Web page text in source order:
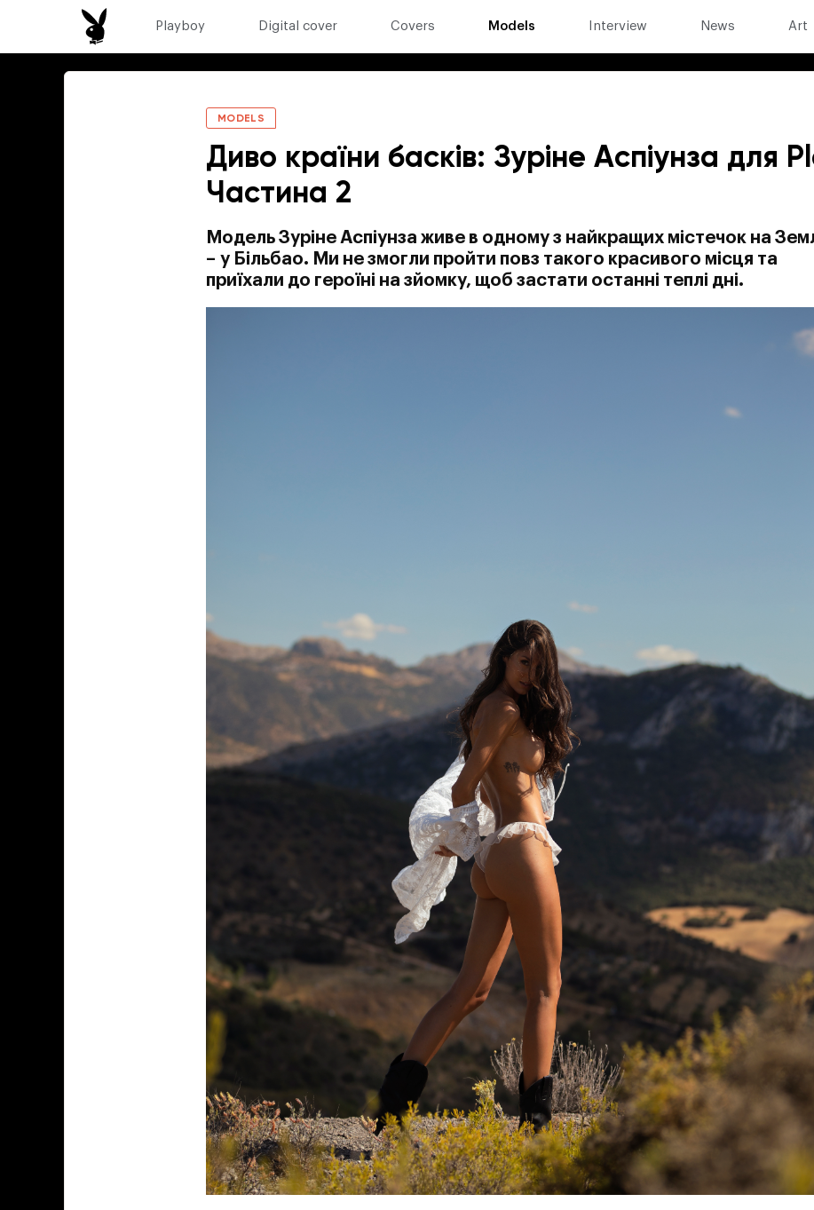
Playboy Digital cover Covers Models Interview News Art
MODELS
Диво країни басків: Зуріне Аспіунза для
Частина 2
Модель Зуріне Аспіунза живе в одному з найкращих містечок на
– у Більбао. Ми не змогли пройти повз такого красивого місця та
приїхали до героїні на зйомку, щоб застати останні теплі дні.